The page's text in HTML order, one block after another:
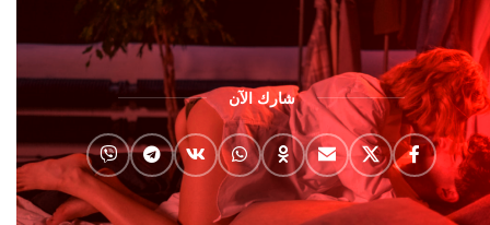
شارك الآن